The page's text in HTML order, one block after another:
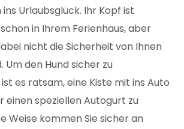
Urlaubsglück. Ihr Kopf ist
in Ihrem Ferienhaus, aber
nicht die Sicherheit von Ihnen
Um den Hund sicher zu
es ratsam, eine Kiste mit ins Auto
einen speziellen Autogurt zu
Weise kommen Sie sicher an